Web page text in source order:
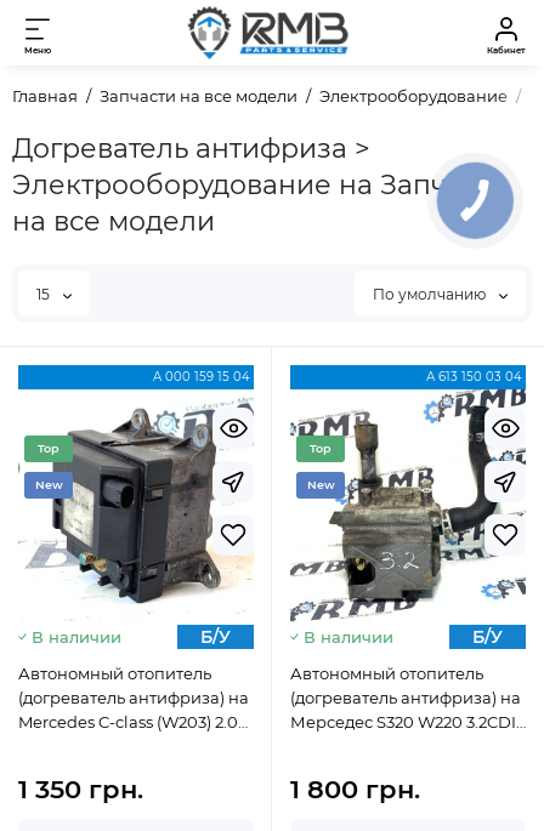
Меню Кабинет
Главная Запчасти на все модели Электрооборудование
Догреватель антифриза >
Электрооборудование на Запчасти
на все модели
15 По умолчанию
A 000 159 15 04
Top
New
В наличии Б/У
Автономный отопитель
(догреватель антифриза) на
Mercedes C-class (W203) 2.0
1 350 грн.
А 613 150 03 04
Top
New
В наличии Б/У
Автономный отопитель
(догреватель антифриза) на
Мерседес S320 W220 3.2CDI
1 800 грн.